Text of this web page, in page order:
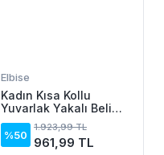
Elbise
Kadın Kısa Kollu
Yuvarlak Yakalı Beli
Büzgülü Toka Detaylı
Midi Janjan Krep Elbise
%50
1.923,99 TL
961,99 TL